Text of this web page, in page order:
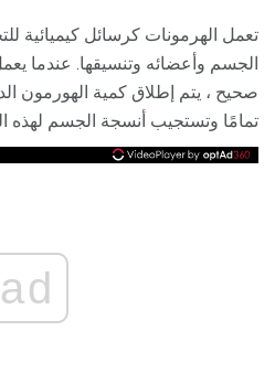
تعمل الهرمونات كرسائل كيميائية
الجسم وأعضائه وتنسيقها. عندما
صحيح ، يتم إطلاق كمية الهورمون
تمامًا وتستجيب أنسجة الجسم لهذه
ad